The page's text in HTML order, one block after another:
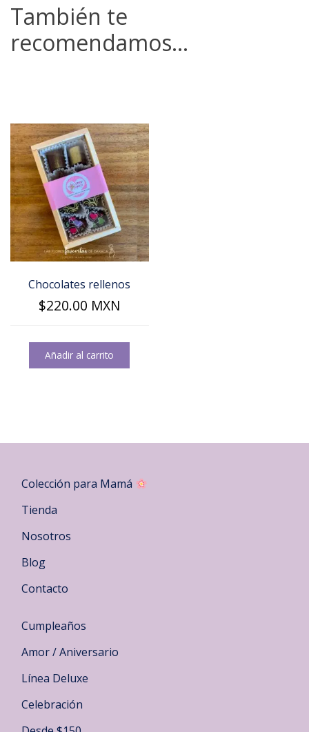
También te
recomendamos…
Chocolates rellenos
$220.00 MXN
Añadir al carrito
Colección para Mamá
Tienda
Nosotros
Blog
Contacto
Cumpleaños
Amor / Aniversario
Línea Deluxe
Celebración